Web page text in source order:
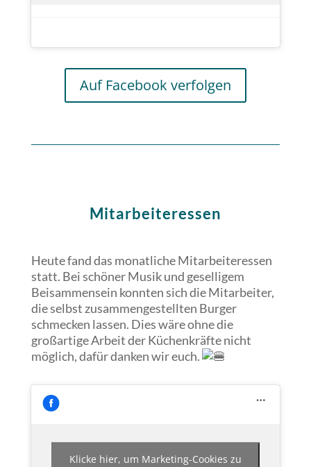
Auf Facebook verfolgen
Mitarbeiteressen
Heute fand das monatliche Mitarbeiteressen
statt. Bei schöner Musik und geselligem
Beisammensein konnten sich die Mitarbeiter,
die selbst zusammengestellten Burger
schmecken lassen. Dies wäre ohne die
großartige Arbeit der Küchenkräfte nicht
möglich, dafür danken wir euch.
Klicke hier, um Marketing-Cookies zu